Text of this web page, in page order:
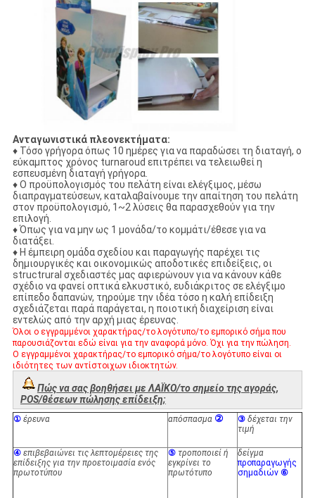
Ανταγωνιστικά πλεονεκτήματα:
♦ Τόσο γρήγορα όπως 10 ημέρες για να παραδώσει τη διαταγή, ο
εύκαμπτος χρόνος turnaroud επιτρέπει να τελειωθεί η
εσπευσμένη διαταγή γρήγορα.
♦ Ο προϋπολογισμός του πελάτη είναι ελέγξιμος, μέσω
διαπραγματεύσεων, καταλαβαίνουμε την απαίτηση του πελάτη
στον προϋπολογισμό, 1~2 λύσεις θα παρασχεθούν για την
επιλογή.
♦ Όπως για να μην ως 1 μονάδα/το κομμάτι/έθεσε για να
διατάξει.
♦Η έμπειρη ομάδα σχεδίου και παραγωγής παρέχει τις
δημιουργικές και οικονομικώς αποδοτικές επιδείξεις, οι
structrural σχεδιαστές μας αφιερώνουν για να κάνουν κάθε
σχέδιο να φανεί οπτικά ελκυστικό, ευδιάκριτος σε ελέγξιμο
επίπεδο δαπανών, τηρούμε την ιδέα τόσο η καλή επίδειξη
σχεδιάζεται παρά παράγεται, η ποιοτική διαχείριση είναι
εντελώς από την αρχή μιας έρευνας.
Όλοι ο εγγραμμένοι χαρακτήρας/το λογότυπο/το εμπορικό σήμα που
παρουσιάζονται εδώ είναι για την αναφορά μόνο. Όχι για την πώληση.
Ο εγγραμμένοι χαρακτήρας/το εμπορικό σήμα/το λογότυπο είναι οι
ιδιότητες των αντίστοιχων ιδιοκτητών.
Πώς να σας βοηθήσει με ΛΑΪΚΟ/το σημείο της αγοράς,
POS/θέσεων πώλησης επίδειξη;
① έρευνα απόσπασμα ② ③ δέχεται την
τιμή
④ επιβεβαιώνει τις λεπτομέρειες της
επίδειξης για την προετοιμασία ενός
πρωτοτύπου
⑤ τροποποιεί ή
εγκρίνει το
πρωτότυπο
δείγμα
προπαραγωγής
σημαδιών ⑥